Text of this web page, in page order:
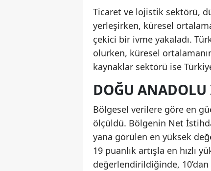
Ticaret ve lojistik sektörü,
yerleşirken, küresel
çekici bir ivme yakaladı.
olurken, küresel
kaynaklar sektörü ise
DOĞU
Bölgesel verilere göre en
ölçüldü. Bölgenin Net
yana görülen en yüksek
19 puanlık artışla en hızlı
değerlendirildiğinde,